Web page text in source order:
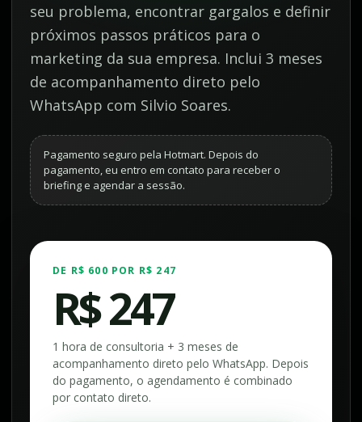
seu problema, encontrar gargalos e definir
próximos passos práticos para o
marketing da sua empresa. Inclui 3 meses
de acompanhamento direto pelo
WhatsApp com Silvio Soares.
Pagamento seguro pela Hotmart. Depois do
pagamento, eu entro em contato para receber o
briefing e agendar a sessão.
DE R$ 600 POR R$ 247
R$ 247
1 hora de consultoria + 3 meses de
acompanhamento direto pelo WhatsApp. Depois
do pagamento, o agendamento é combinado
por contato direto.